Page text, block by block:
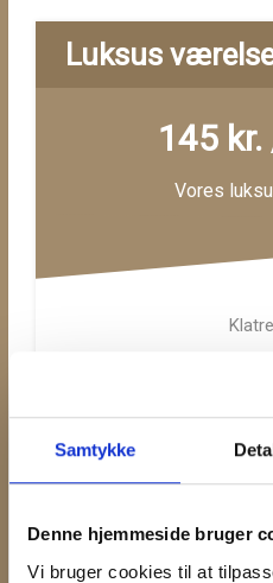
Samtykke
Denne hjemmeside bruger
Vi bruger cookies til at
Luksus
145
Vores
Book